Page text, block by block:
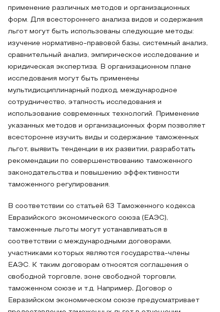
применение различных методов и организационных
форм. Для всестороннего анализа видов и содержания
льгот могут быть использованы следующие методы:
изучение нормативно-правовой базы, системный анализ,
сравнительный анализ, эмпирическое исследование и
юридическая экспертиза. В организационном плане
исследования могут быть применены
мультидисциплинарный подход, международное
сотрудничество, этапность исследования и
использование современных технологий. Применение
указанных методов и организационных форм позволяет
всесторонне изучить виды и содержание таможенных
льгот, выявить тенденции в их развитии, разработать
рекомендации по совершенствованию таможенного
законодательства и повышению эффективности
таможенного регулирования.
В соответствии со статьей 63 Таможенного кодекса
Евразийского экономического союза (ЕАЭС),
таможенные льготы могут устанавливаться в
соответствии с международными договорами,
участниками которых являются государства-члены
ЕАЭС. К таким договорам относятся соглашения о
свободной торговле, зоне свободной торговли,
таможенном союзе и т.д. Например, Договор о
Евразийском экономическом союзе предусматривает